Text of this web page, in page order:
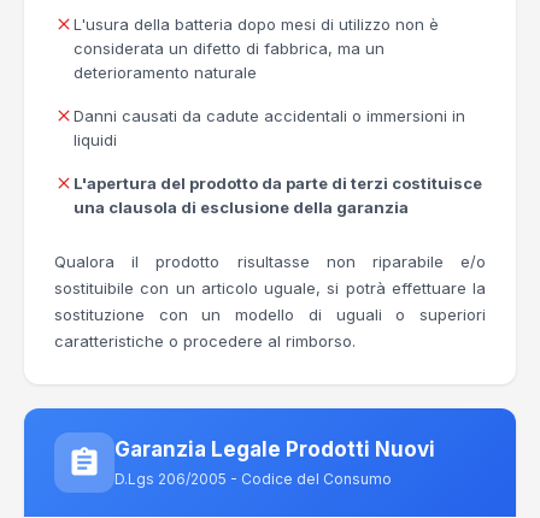
L'usura della batteria dopo mesi di utilizzo non è
considerata un difetto di fabbrica, ma un
deterioramento naturale
Danni causati da cadute accidentali o immersioni in
liquidi
L'apertura del prodotto da parte di terzi costituisce
una clausola di esclusione della garanzia
Qualora il prodotto risultasse non riparabile e/o
sostituibile con un articolo uguale, si potrà effettuare la
sostituzione con un modello di uguali o superiori
caratteristiche o procedere al rimborso.
Garanzia Legale Prodotti Nuovi
D.Lgs 206/2005 - Codice del Consumo